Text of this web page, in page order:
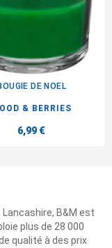
DE NOEL
& BERRIES
6,99 €
B&M est
plus de 28 000
qualité à des prix